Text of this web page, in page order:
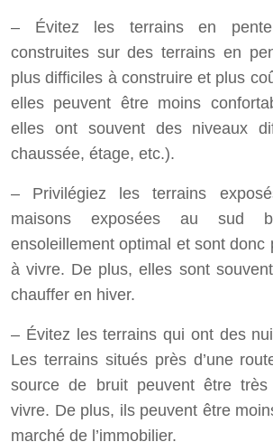
– Évitez les terrains en
construites sur des terrains en
plus difficiles à construire et plus
elles peuvent être moins
elles ont souvent des niveaux
chaussée, étage, etc.).
– Privilégiez les terrains
maisons exposées au sud
ensoleillement optimal et sont donc
à vivre. De plus, elles sont
chauffer en hiver.
– Évitez les terrains qui ont des
Les terrains situés près d’une
source de bruit peuvent être très
vivre. De plus, ils peuvent être
marché de l’immobilier.